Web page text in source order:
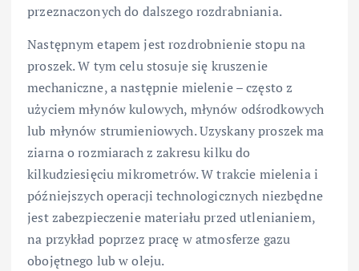
przeznaczonych do dalszego rozdrabniania.
Następnym etapem jest rozdrobnienie stopu na
proszek. W tym celu stosuje się kruszenie
mechaniczne, a następnie mielenie – często z
użyciem młynów kulowych, młynów odśrodkowych
lub młynów strumieniowych. Uzyskany proszek ma
ziarna o rozmiarach z zakresu kilku do
kilkudziesięciu mikrometrów. W trakcie mielenia i
późniejszych operacji technologicznych niezbędne
jest zabezpieczenie materiału przed utlenianiem,
na przykład poprzez pracę w atmosferze gazu
obojętnego lub w oleju.